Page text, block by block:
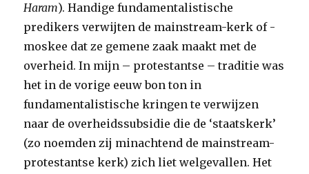
Haram). Handige fundamentalistische
predikers verwijten de mainstream-kerk of -
moskee dat ze gemene zaak maakt met de
overheid. In mijn – protestantse – traditie was
het in de vorige eeuw bon ton in
fundamentalistische kringen te verwijzen
naar de overheidssubsidie die de ‘staatskerk’
(zo noemden zij minachtend de mainstream-
protestantse kerk) zich liet welgevallen. Het